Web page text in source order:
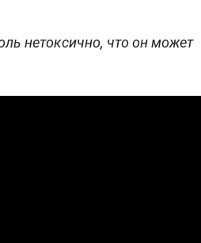
нетоксично, что он может